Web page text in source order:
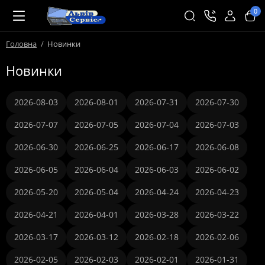
0
Головна Новинки
Новинки
2026-08-03 2026-08-01 2026-07-31
2026-07-30
2026-07-07
2026-07-05 2026-07-04
2026-07-03
2026-06-30
2026-06-25 2026-06-17
2026-06-08
2026-06-05
2026-06-04 2026-06-03
2026-06-02
2026-05-20
2026-05-04 2026-04-24
2026-04-23
2026-04-21
2026-04-01 2026-03-28
2026-03-22
2026-03-17
2026-03-12 2026-02-18
2026-02-06
2026-02-05
2026-02-03 2026-02-01 2026-01-31